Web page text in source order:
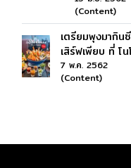
(Content)
เตรียมพุงมากิน
เสิร์ฟเพียบ ที่ โ
7 พ.ค. 2562
(Content)